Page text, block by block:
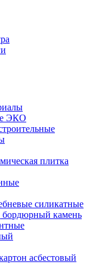
ЭКО
плитка
силикатные
бордюрный камень
асбестовый